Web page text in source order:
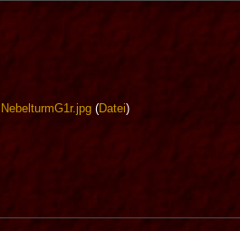
NebelturmG1r.jpg(Datei)